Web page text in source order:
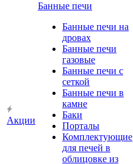
Акции
Банные печи
Банные печи на
дровах
Банные печи
газовые
Банные печи с
сеткой
Банные печи в
камне
Баки
Порталы
Комплектующие
для печей в
облицовке из